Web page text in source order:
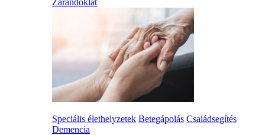
Zarándoklat
Speciális élethelyzetek Betegápolás Családsegítés
Demencia